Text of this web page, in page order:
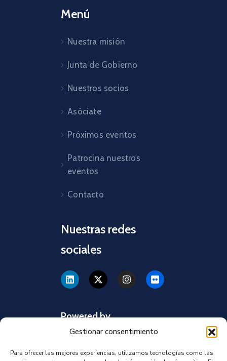
Gestionar consentimiento
Para ofrecer las mejores experiencias, utilizamos tecnologías como las
Menú
Nuestra misión
Junta de Gobierno
Nuestros socios
Asóciate
Próximos eventos
Patrocina nuestros
eventos
Contacto
Nuestras redes
sociales
Powered by